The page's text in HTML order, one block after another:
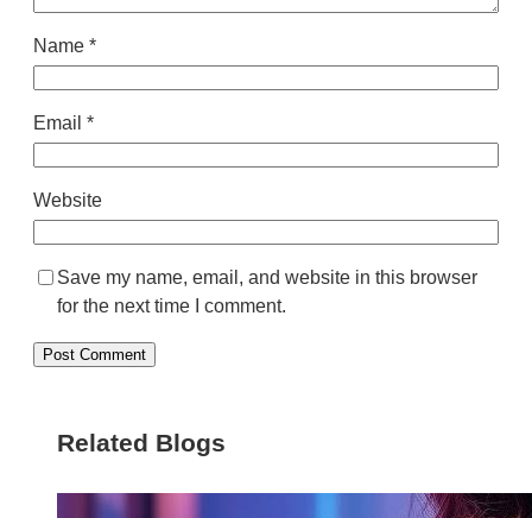
Name *
Email *
Website
Save my name, email, and website in this browser
for the next time I comment.
Related Blogs